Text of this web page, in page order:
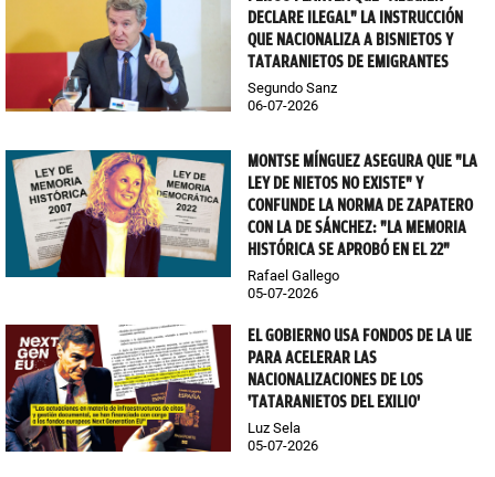
DECLARE ILEGAL" LA INSTRUCCIÓN
QUE NACIONALIZA A BISNIETOS Y
TATARANIETOS DE EMIGRANTES
Segundo Sanz
06-07-2026
MONTSE MÍNGUEZ ASEGURA QUE "LA
LEY DE NIETOS NO EXISTE" Y
CONFUNDE LA NORMA DE ZAPATERO
CON LA DE SÁNCHEZ: "LA MEMORIA
HISTÓRICA SE APROBÓ EN EL 22"
Rafael Gallego
05-07-2026
EL GOBIERNO USA FONDOS DE LA UE
PARA ACELERAR LAS
NACIONALIZACIONES DE LOS
'TATARANIETOS DEL EXILIO'
Luz Sela
05-07-2026